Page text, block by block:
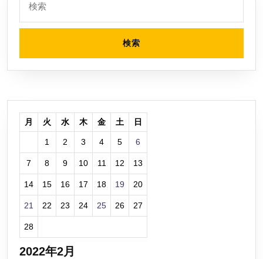
買
し
索:
2022年2月
月 火 水 木 金 土 日
1 2 3 4 5 6
7 8 9 10 11 12 13
14 15 16 17 18 19 20
21 22 23 24 25 26 27
28